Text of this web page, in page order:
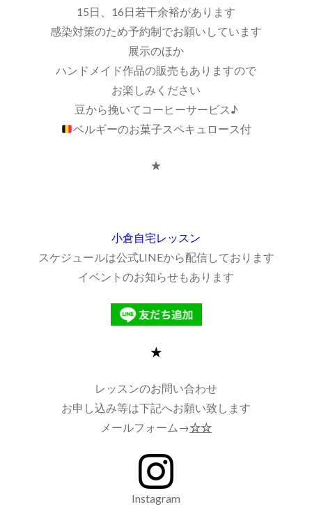
15日、16日若干余裕があります
感染対策のため予約制でお願いしています
展示のほか
ハンドメイド作品の販売もありますので
お楽しみください
豆から挽いてコーヒーサービス♪
ベルギーのお菓子スペキュロース付
★
小倉自宅レッスン
スケジュールは公式LINEから配信しております
イベントのお知らせもあります
★
レッスンのお問い合わせ
お申し込み等は下記へお願い致します
メールフォーム→☆☆
Instagram